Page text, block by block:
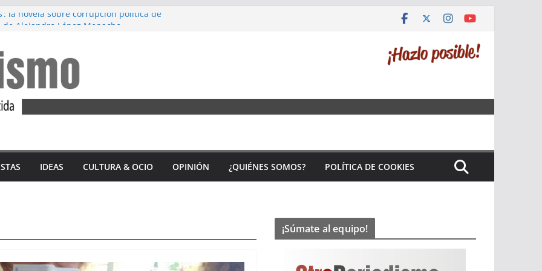
la novela sobre corrupción política de
de Accem: Por qué huyen las mujeres
de las víctimas mortales por
en 2023 son andaluzas
del ‘Alfajor Solidario’: unión exitosa del
IDEAS CULTURA & OCIO OPINIÓN ¿QUIÉNES SOMOS? POLÍTICA DE COOKIES
¡Súmate al equipo!